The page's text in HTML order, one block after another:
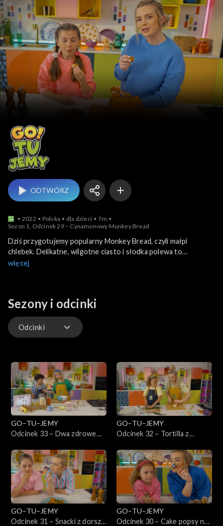
GO–TU–JEMY
ODTWÓRZ
2022 Polska dla dzieci
7m
Sezon 1, Odcinek 29 – Cynamonowy Monkey Bread
Dziś przygotujemy popularny Monkey Bread, czyli małpi
chlebek. Delikatne, wilgotne ciasto i słodka polewa to
wspaniała zabawa dla całej rodziny. Jesteście gotowi na
więcej
Sezony i odcinki
Odcinki
GO–TU–JEMY
Odcinek 33 – Dwa zdrowe
GO–TU–JEMY
Odcinek 32 – Tortilla z
GO–TU–JEMY
Odcinek 31 – Snacki z dorsza
GO–TU–JEMY
Odcinek 30 – Cake popsy na